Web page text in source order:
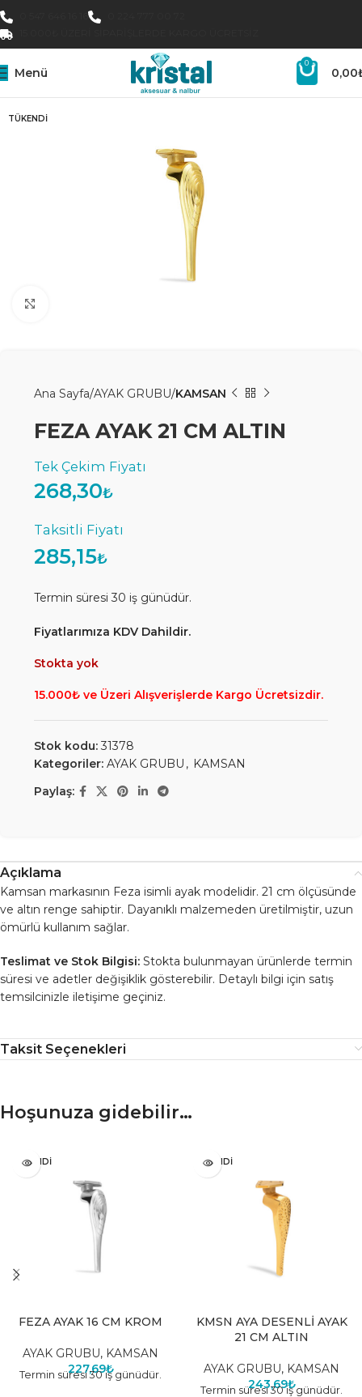
Menü
0
0,00
TÜKENDI
Ana Sayfa AYAK GRUBU KAMSAN
FEZA AYAK 21 CM ALTIN
268,30₺
285,15₺
Termin süresi 30 iş günüdür.
Fiyatlarımıza KDV Dahildir.
Stokta yok
15.000₺ ve Üzeri Alışverişlerde Kargo Ücretsizdir.
Stok kodu:31378
Kategoriler: AYAK GRUBU , KAMSAN
Paylaş:
Açıklama
Kamsan markasının Feza isimli ayak modelidir. 21 cm ölçüsünde
ve altın renge sahiptir. Dayanıklı malzemeden üretilmiştir, uzun
ömürlü kullanım sağlar.
Teslimat ve Stok Bilgisi: Stokta bulunmayan ürünlerde termin
süresi ve adetler değişiklik gösterebilir. Detaylı bilgi için satış
temsilcinizle iletişime geçiniz.
Taksit Seçenekleri
Hoşunuza gidebilir…
TÜKENDI
FEZA AYAK 16 CM KROM
AYAK GRUBU, KAMSAN
227,69₺
Termin süresi 30 iş günüdür.
TÜKENDI
KMSN AYA DESENLİ AYAK
21 CM ALTIN
AYAK GRUBU, KAMSAN
243,69₺
Termin süresi 30 iş günüdür.